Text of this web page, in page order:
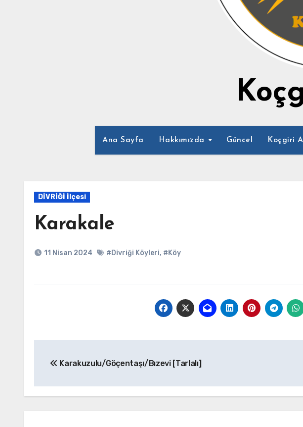
Ana Sayfa Hakkımızda Güncel Koçgiri
DİVRİĞİ İlçesi
Karakale
11 Nisan 2024 #Divriği Köyleri, #Köy
gezinmesi
Karakuzulu/Göçentaşı/Bızevi [Tarlalı]